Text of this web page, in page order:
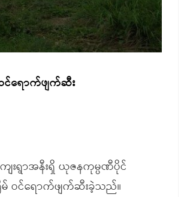
ောက်ဖျက်ဆီး
ေးရွာအနီးရှိ ယုဇနကုမ္ပဏီပိုင်
ဝင်ရောက်ဖျက်ဆီးခဲ့သည်။